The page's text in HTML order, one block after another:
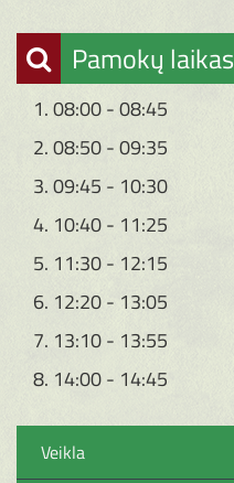
Pamokų laikas
1. 08:00 - 08:45
2. 08:50 - 09:35
3. 09:45 - 10:30
4. 10:40 - 11:25
5. 11:30 - 12:15
6. 12:20 - 13:05
7. 13:10 - 13:55
8. 14:00 - 14:45
Veikla